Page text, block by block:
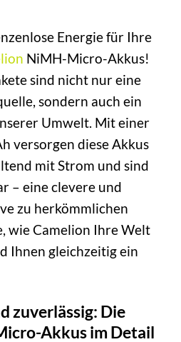
Energie für Ihre
NiMH-Micro-Akkus!
sind nicht nur eine
sondern auch ein
Umwelt. Mit einer
versorgen diese Akkus
mit Strom und sind
– eine clevere und
zu herkömmlichen
wie Camelion Ihre Welt
Ihnen gleichzeitig ein
zuverlässig: Die
Akkus im Detail